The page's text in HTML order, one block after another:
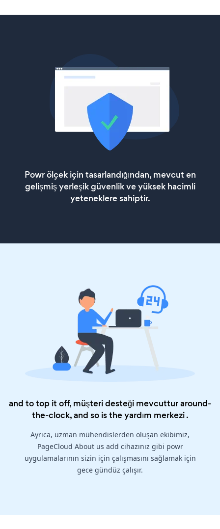
Powr ölçek için tasarlandığından, mevcut en
gelişmiş yerleşik güvenlik ve yüksek hacimli
yeteneklere sahiptir.
and to top it off, müşteri desteği mevcuttur around-
the-clock, and so is theyardım merkezi.
Ayrıca, uzman mühendislerden oluşan ekibimiz,
PageCloud About us add cihazınız gibi powr
uygulamalarının sizin için çalışmasını sağlamak için
gece gündüz çalışır.